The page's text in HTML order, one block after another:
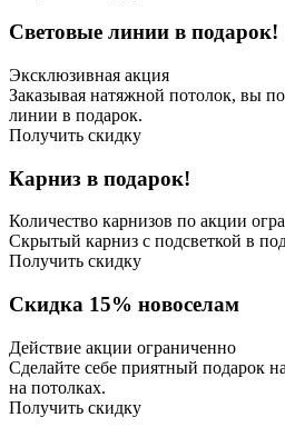
Световые линии в подарок!
Эксклюзивная акция
Заказывая натяжной потолок, вы
линии в подарок.
Получить скидку
Карниз в подарок!
Количество карнизов по акции
Скрытый карниз с подсветкой в
Получить скидку
Скидка 15% новоселам
Действие акции ограниченно
Сделайте себе приятный подарок
на потолках.
Получить скидку